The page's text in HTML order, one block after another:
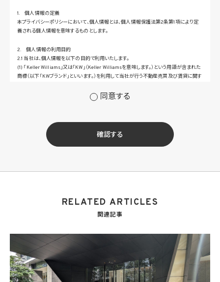
1. 個人情報の定義
本プライバシーポリシーにおいて、個人情報とは、個人情報保護法第2条第1項により定
義される個人情報を意味するものとします。
2. 個人情報の利用目的
2.1 当社は、個人情報を以下の目的で利用いたします。
(1) 「Keller Williams」又は「KW」（Keller Williamsを意味します。）という用語が含まれた
商標（以下「KWブランド」といいます。）を利用して当社が行う不動産売買及び賃貸に関す
(2) 当社サービス及び当社がKWブランドのライセンスを行う対象となる事業者（サブラ
せ等への対応のため
(3) 当社の商品、サービス等のご案内のため
(4) 当社サービスに関する当社の規約、ポリシー等（以下「規約等」といいます。）に違反す
る行為に対する対応のため
の開発等に役立てるため
も外国に所在する場合を含みます。）に対し個人情報（(i)当社サービスにおける顧客に関
ため。なお、KWエージェントとは、KW加盟店の業務に従事する個人を意味します。また、
(8) 当社サービスを介して販売等が行われる物件に関する情報について、当社、KWライ
センサー、その他KWブランドを利用して事業を行う事業者のポータルサイト、ウェブ広
告、その他インターネット上において公開するため
(9) 雇用管理及び社内手続のため（役職員の個人情報について）、並びに人材採用活動
における選考及び連絡のため（応募者の個人情報について）
(10) KWエージェント並びに当社及びKW加盟店の役職員に関する情報に関して、当該
同意する
確認する
RELATED ARTICLES
関連記事